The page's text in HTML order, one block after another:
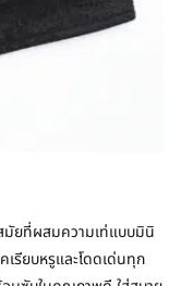
มัยที่ผสมความเท่แบบมินิ
รียบหรูและโดดเด่นทุก